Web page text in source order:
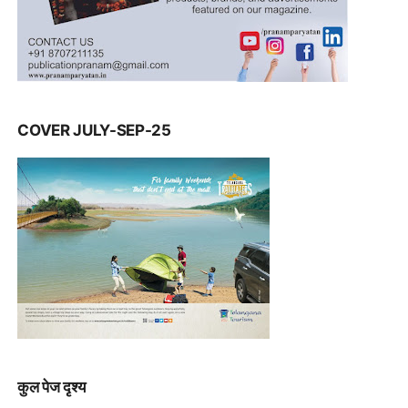
COVER JULY-SEP-25
कुल पेज दृश्य